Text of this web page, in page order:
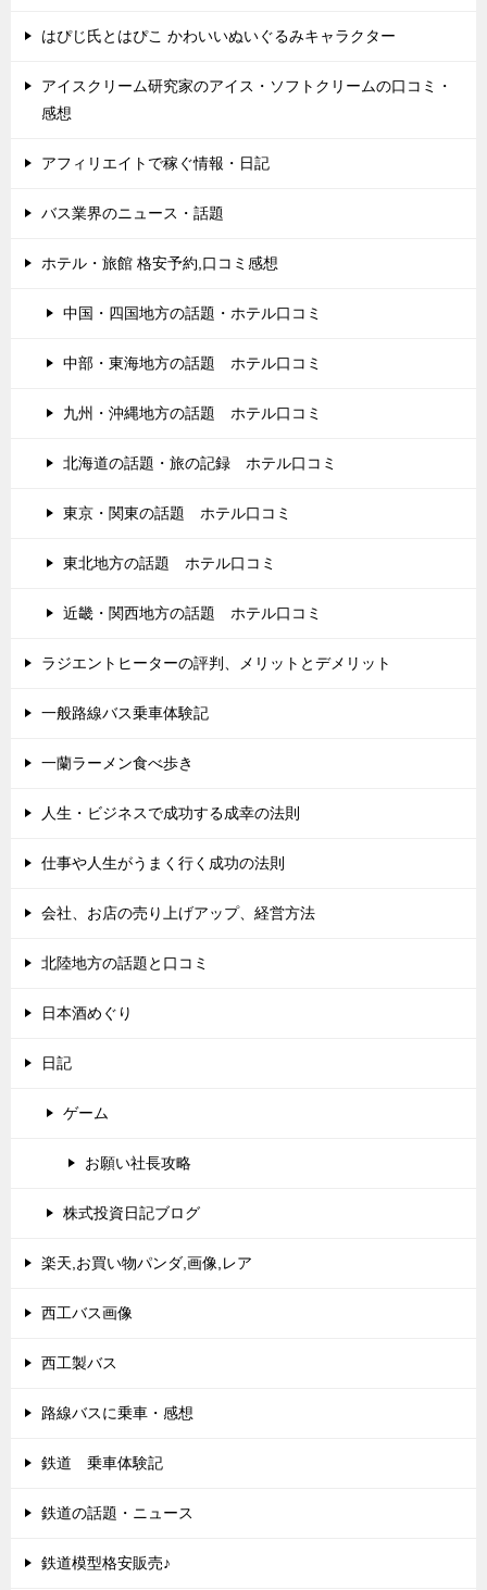
はぴじ氏とはぴこ かわいいぬいぐるみキャラクター
アイスクリーム研究家のアイス・ソフトクリームの口コミ・
感想
アフィリエイトで稼ぐ情報・日記
バス業界のニュース・話題
ホテル・旅館 格安予約,口コミ感想
中国・四国地方の話題・ホテル口コミ
中部・東海地方の話題 ホテル口コミ
九州・沖縄地方の話題 ホテル口コミ
北海道の話題・旅の記録 ホテル口コミ
東京・関東の話題 ホテル口コミ
東北地方の話題 ホテル口コミ
近畿・関西地方の話題 ホテル口コミ
ラジエントヒーターの評判、メリットとデメリット
一般路線バス乗車体験記
一蘭ラーメン食べ歩き
人生・ビジネスで成功する成幸の法則
仕事や人生がうまく行く成功の法則
会社、お店の売り上げアップ、経営方法
北陸地方の話題と口コミ
日本酒めぐり
日記
ゲーム
お願い社長攻略
株式投資日記ブログ
楽天,お買い物パンダ,画像,レア
西工バス画像
西工製バス
路線バスに乗車・感想
鉄道 乗車体験記
鉄道の話題・ニュース
鉄道模型格安販売♪